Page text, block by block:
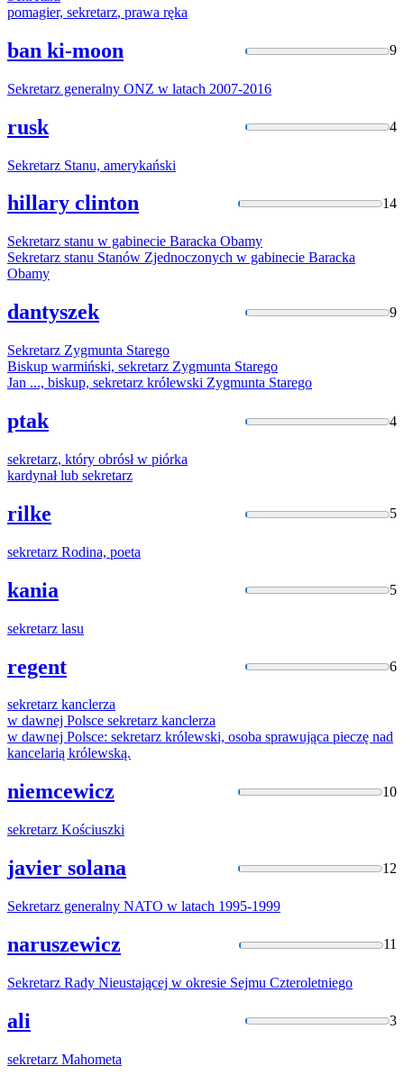
pomagier, sekretarz, prawa ręka
ban ki-moon 9
Sekretarz generalny ONZ w latach 2007-2016
rusk 4
Sekretarz Stanu, amerykański
hillary clinton 14
Sekretarz stanu w gabinecie Baracka Obamy
Sekretarz stanu Stanów Zjednoczonych w gabinecie Baracka
Obamy
dantyszek 9
Sekretarz Zygmunta Starego
Biskup warmiński, sekretarz Zygmunta Starego
Jan ..., biskup, sekretarz królewski Zygmunta Starego
ptak 4
sekretarz, który obrósł w piórka
kardynał lub sekretarz
rilke 5
sekretarz Rodina, poeta
kania 5
sekretarz lasu
regent 6
sekretarz kanclerza
w dawnej Polsce sekretarz kanclerza
w dawnej Polsce: sekretarz królewski, osoba sprawująca pieczę nad
kancelarią królewską.
niemcewicz 10
sekretarz Kościuszki
javier solana 12
Sekretarz generalny NATO w latach 1995-1999
naruszewicz 11
Sekretarz Rady Nieustającej w okresie Sejmu Czteroletniego
ali 3
sekretarz Mahometa